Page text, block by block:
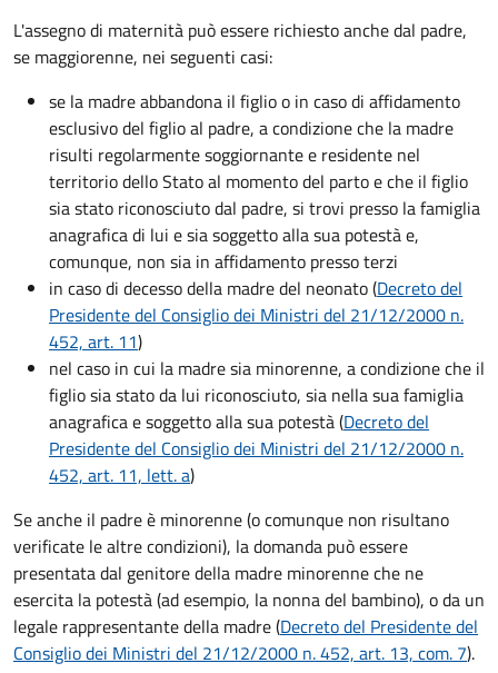
L'assegno di maternità può essere richiesto anche dal padre,
se maggiorenne, nei seguenti casi:
se la madre abbandona il figlio o in caso di affidamento
esclusivo del figlio al padre, a condizione che la madre
risulti regolarmente soggiornante e residente nel
territorio dello Stato al momento del parto e che il figlio
sia stato riconosciuto dal padre, si trovi presso la famiglia
anagrafica di lui e sia soggetto alla sua potestà e,
comunque, non sia in affidamento presso terzi
in caso di decesso della madre del neonato (Decreto del
Presidente del Consiglio dei Ministri del 21/12/2000 n.
452, art. 11)
nel caso in cui la madre sia minorenne, a condizione che il
figlio sia stato da lui riconosciuto, sia nella sua famiglia
anagrafica e soggetto alla sua potestà (Decreto del
Presidente del Consiglio dei Ministri del 21/12/2000 n.
452, art. 11, lett. a)
Se anche il padre è minorenne (o comunque non risultano
verificate le altre condizioni), la domanda può essere
presentata dal genitore della madre minorenne che ne
esercita la potestà (ad esempio, la nonna del bambino), o da un
legale rappresentante della madre (Decreto del Presidente del
Consiglio dei Ministri del 21/12/2000 n. 452, art. 13, com. 7).